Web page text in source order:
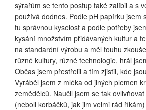
sýrařům se tento postup také zalíbil a s
používá dodnes. Podle pH papírku jsem
tu správnou kyselost a podle potřeby
kysání množstvím přidávaných kultur a
na standardní výrobu a měl touhu
různé kultury, různé technologie, hrál
Občas jsem přestřelil a tím zjistil, kde
Vyráběl jsem z mléka od jiných plemen
zemědělců. Naučil jsem se tak
(neboli korbáčků, jak jim velmi rád